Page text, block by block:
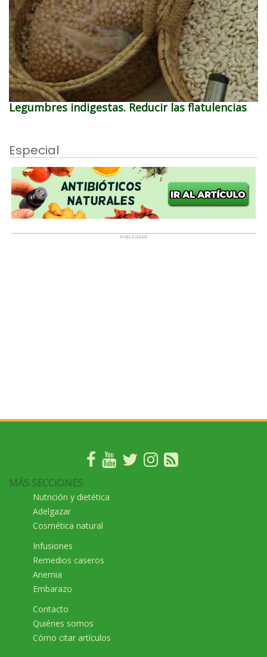
Legumbres indigestas. Reducir las flatulencias
Especial
MÁS SECCIONES
Nutrición y dietética
Adelgazar
Cosmética natural
Infusiones
Remedios caseros
Anemia
Embarazo
Contacto
Quiénes somos
Cómo citar artículos